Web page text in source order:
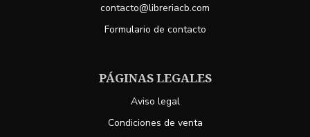
contacto@libreriacb.com
Formulario de contacto
PÁGINAS LEGALES
Aviso legal
Condiciones de venta